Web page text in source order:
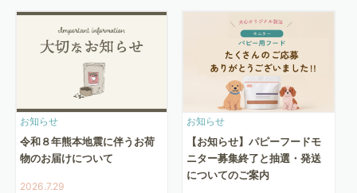
お知らせ
令和８年熊本地震に伴うお荷
物のお届けについて
2026.7.29
お知らせ
【お知らせ】パピーフードモ
ニター募集終了と抽選・発送
についてのご案内